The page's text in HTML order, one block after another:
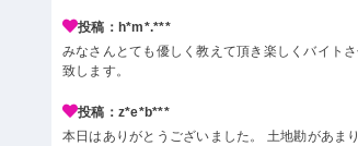
投稿：h*m*.***
みなさんとても優しく教えて頂き楽しくバイト
致します。
投稿：z*e*b***
本日はありがとうございました。 土地勘があま